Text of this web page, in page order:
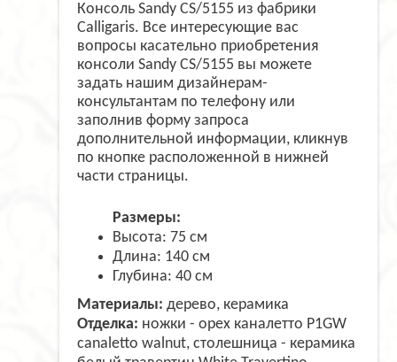
Консоль Sandy CS/5155 из фабрики
Calligaris. Все интересующие вас
вопросы касательно приобретения
консоли Sandy CS/5155 вы можете
задать нашим дизайнерам-
консультантам по телефону или
заполнив форму запроса
дополнительной информации, кликнув
по кнопке расположенной в нижней
части страницы.
Размеры:
Высота: 75 см
Длина: 140 см
Глубина: 40 см
Материалы: дерево, керамика
Отделка: ножки - орех каналетто P1GW
canaletto walnut, столешница - керамика